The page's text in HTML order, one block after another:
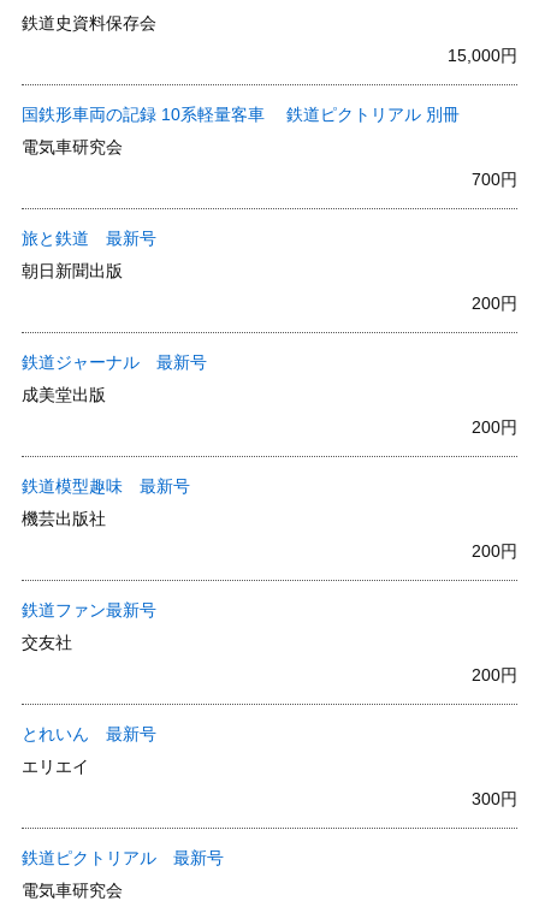
鉄道史資料保存会
15,000円
国鉄形車両の記録 10系軽量客車 鉄道ピクトリアル 別冊
電気車研究会
700円
旅と鉄道 最新号
朝日新聞出版
200円
鉄道ジャーナル 最新号
成美堂出版
200円
鉄道模型趣味 最新号
機芸出版社
200円
鉄道ファン最新号
交友社
200円
とれいん 最新号
エリエイ
300円
鉄道ピクトリアル 最新号
電気車研究会